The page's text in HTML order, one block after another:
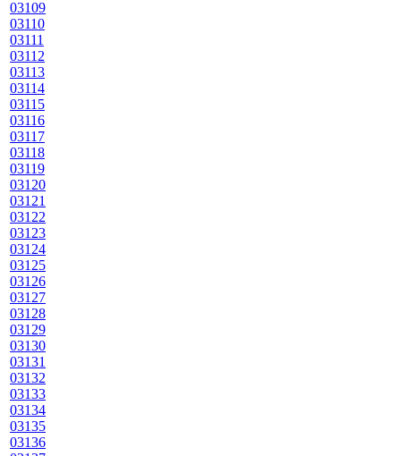
03109
03110
03111
03112
03113
03114
03115
03116
03117
03118
03119
03120
03121
03122
03123
03124
03125
03126
03127
03128
03129
03130
03131
03132
03133
03134
03135
03136